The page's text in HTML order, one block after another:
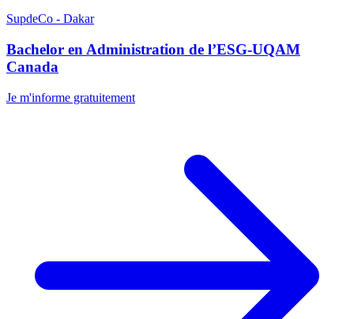
SupdeCo - Dakar
Bachelor en Administration de l’ESG-UQAM
Canada
Je m'informe gratuitement